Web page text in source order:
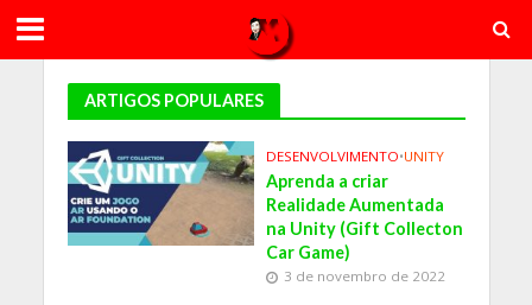
ARTIGOS POPULARES
DESENVOLVIMENTO•UNITY
Aprenda a criar
Realidade Aumentada
na Unity (Gift Collecton
Car Game)
3 de novembro de 2022